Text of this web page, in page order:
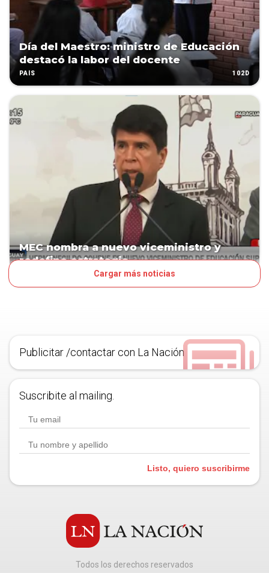
Día del Maestro: ministro de Educación
destacó la labor del docente
PAÍS 102D
MEC nombra a nuevo viceministro y
redefine estrategia
Cargar más noticias
Publicitar /contactar con La Nación
Suscribite al mailing.
Listo, quiero suscribirme
Todos los derechos reservados